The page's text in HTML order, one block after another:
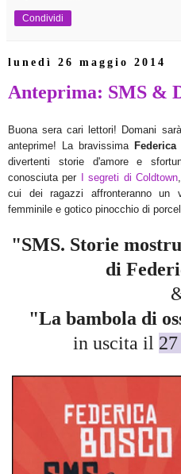
Condividi
lunedì 26 maggio 2014
Anteprima: SMS &
Buona sera cari lettori! Domani
anteprime! La bravissima
divertenti storie d'amore e
conosciuta per
I segreti di Coldtown
cui dei ragazzi affronteranno un
femminile e gotico pinocchio di
"SMS. Storie
di
"La bambola di
in uscita il